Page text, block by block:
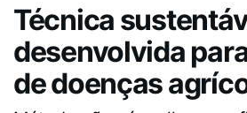
Técnica
desenvolvida
de doenças